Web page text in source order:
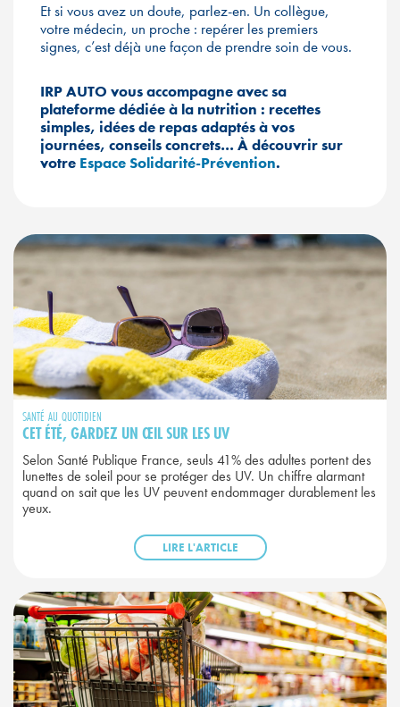
Et si vous avez un doute, parlez-en. Un collègue,
votre médecin, un proche : repérer les premiers
signes, c’est déjà une façon de prendre soin de vous.
IRP AUTO vous accompagne avec sa
plateforme dédiée à la nutrition : recettes
simples, idées de repas adaptés à vos
journées, conseils concrets… À découvrir sur
votre Espace Solidarité-Prévention.
SANTÉ AU QUOTIDIEN
CET ÉTÉ, GARDEZ UN ŒIL SUR LES UV
Selon Santé Publique France, seuls 41% des adultes portent des
lunettes de soleil pour se protéger des UV. Un chiffre alarmant
quand on sait que les UV peuvent endommager durablement les
yeux.
LIRE L'ARTICLE